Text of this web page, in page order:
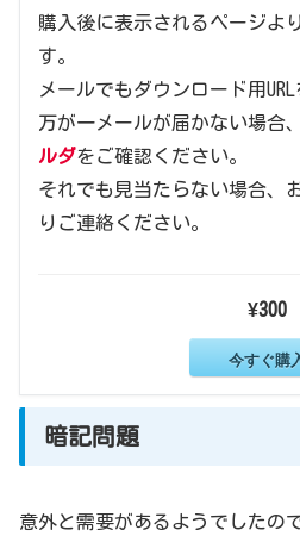
購入後に表示されるページよ
す。
メールでもダウンロード用URL
万が一メールが届かない場合
ルダをご確認ください。
それでも見当たらない場合、
りご連絡ください。
¥300
今すぐ購
暗記問題
意外と需要があるようでしたの